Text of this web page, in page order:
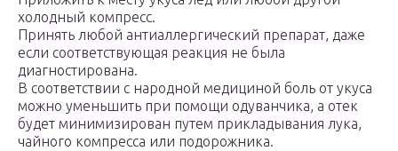
холодный компресс.
Принять любой антиаллергический препарат, даже
если соответствующая реакция не была
диагностирована.
В соответствии с народной медициной боль от укуса
можно уменьшить при помощи одуванчика, а отек
будет минимизирован путем прикладывания лука,
чайного компресса или подорожника.